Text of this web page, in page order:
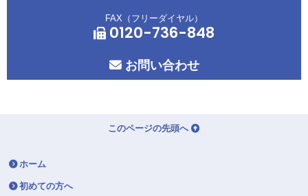
FAX（フリーダイヤル）
0120-736-848
お問い合わせ
このページの先頭へ
ホーム
初めての方へ